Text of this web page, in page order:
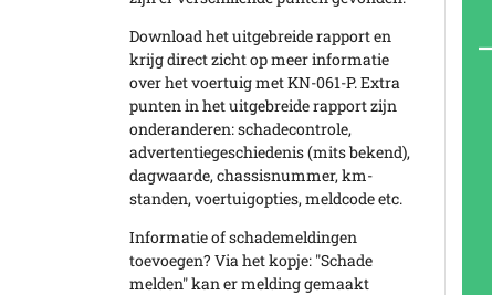
Download het uitgebreide rapport en
krijg direct zicht op meer informatie
over het voertuig met KN-061-P. Extra
punten in het uitgebreide rapport zijn
onderanderen: schadecontrole,
advertentiegeschiedenis (mits bekend),
dagwaarde, chassisnummer, km-
standen, voertuigopties, meldcode etc.
Informatie of schademeldingen
toevoegen? Via het kopje: "Schade
melden" kan er melding gemaakt